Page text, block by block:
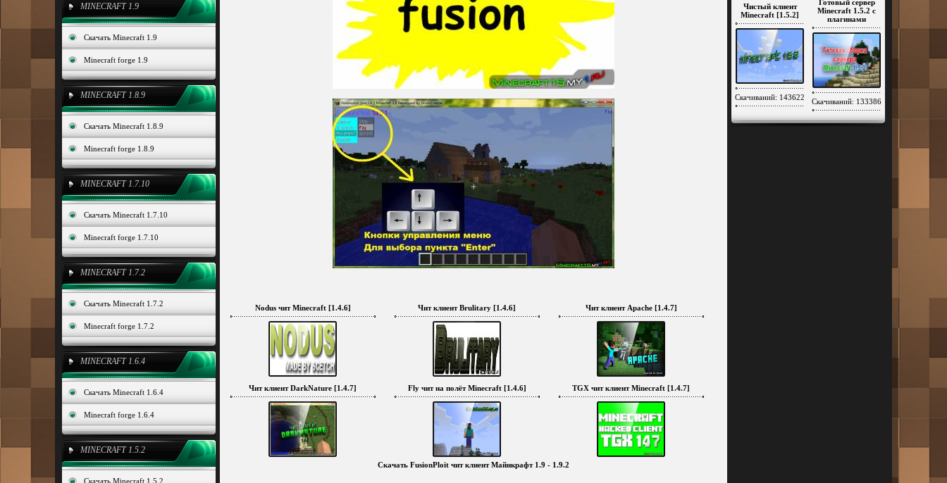
MINECRAFT 1.9
Скачать Minecraft 1.9
Minecraft forge 1.9
MINECRAFT 1.8.9
Скачать Minecraft 1.8.9
Minecraft forge 1.8.9
MINECRAFT 1.7.10
Скачать Minecraft 1.7.10
Minecraft forge 1.7.10
MINECRAFT 1.7.2
Скачать Minecraft 1.7.2
Minecraft forge 1.7.2
MINECRAFT 1.6.4
Скачать Minecraft 1.6.4
Minecraft forge 1.6.4
MINECRAFT 1.5.2
Скачать Minecraft 1.5.2
Чистый клиент
Minecraft [1.5.2]
Скачиваний: 143622
Готовый сервер
Minecraft 1.5.2 c
плагинами
Скачиваний: 133386
Nodus чит Minecraft [1.4.6] Чит клиент Brulitary [1.4.6] Чит клиент Apache [1.4.7]
Чит клиент DarkNature [1.4.7] Fly чит на полёт Minecraft [1.4.6] TGX чит клиент Minecraft [1.4.7]
Скачать FusionPloit чит клиент Майнкрафт 1.9 - 1.9.2